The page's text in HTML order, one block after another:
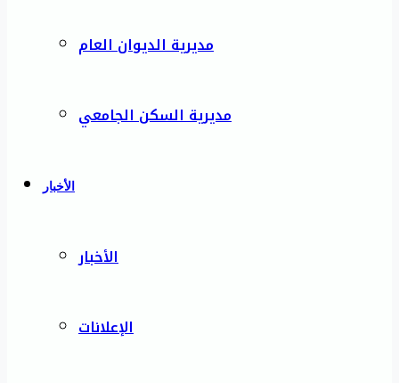
مديرية الديوان العام
مديرية السكن الجامعي
الأخبار
الأخبار
الإعلانات